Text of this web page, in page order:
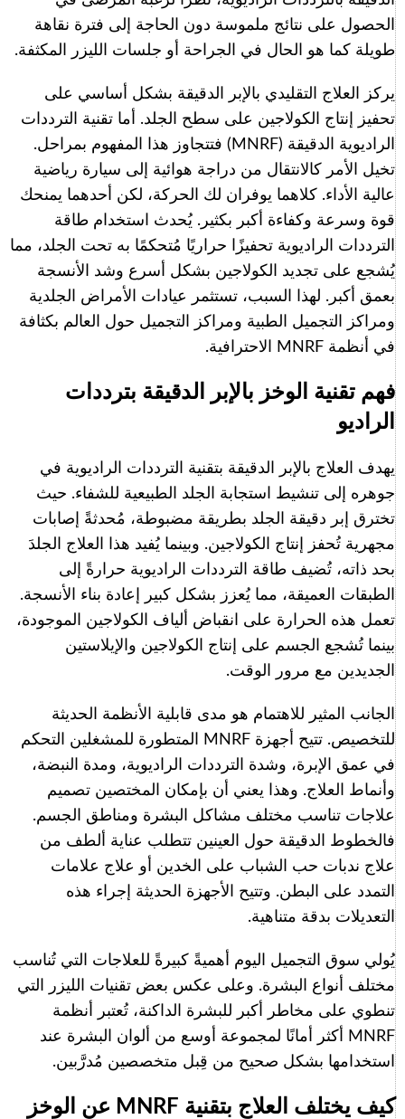
الحصول على نتائج ملموسة دون الحاجة إلى فترة نقاهة
طويلة كما هو الحال في الجراحة أو جلسات الليزر المكثفة.
يركز العلاج التقليدي بالإبر الدقيقة بشكل أساسي على
تحفيز إنتاج الكولاجين على سطح الجلد. أما تقنية الترددات
الراديوية الدقيقة (MNRF) فتتجاوز هذا المفهوم بمراحل.
تخيل الأمر كالانتقال من دراجة هوائية إلى سيارة رياضية
عالية الأداء. كلاهما يوفران لك الحركة، لكن أحدهما يمنحك
قوة وسرعة وكفاءة أكبر بكثير. يُحدث استخدام طاقة
الترددات الراديوية تحفيزًا حراريًا مُتحكمًا به تحت الجلد، مما
يُشجع على تجديد الكولاجين بشكل أسرع وشد الأنسجة
بعمق أكبر. لهذا السبب، تستثمر عيادات الأمراض الجلدية
ومراكز التجميل الطبية ومراكز التجميل حول العالم بكثافة
في أنظمة MNRF الاحترافية.
فهم تقنية الوخز بالإبر الدقيقة بترددات
الراديو
يهدف العلاج بالإبر الدقيقة بتقنية الترددات الراديوية في
جوهره إلى تنشيط استجابة الجلد الطبيعية للشفاء. حيث
تخترق إبر دقيقة الجلد بطريقة مضبوطة، مُحدثةً إصابات
مجهرية تُحفز إنتاج الكولاجين. وبينما يُفيد هذا العلاج الجلدَ
بحد ذاته، تُضيف طاقة الترددات الراديوية حرارةً إلى
الطبقات العميقة، مما يُعزز بشكل كبير إعادة بناء الأنسجة.
تعمل هذه الحرارة على انقباض ألياف الكولاجين الموجودة،
بينما تُشجع الجسم على إنتاج الكولاجين والإيلاستين
الجديدين مع مرور الوقت.
الجانب المثير للاهتمام هو مدى قابلية الأنظمة الحديثة
للتخصيص. تتيح أجهزة MNRF المتطورة للمشغلين التحكم
في عمق الإبرة، وشدة الترددات الراديوية، ومدة النبضة،
وأنماط العلاج. وهذا يعني أن بإمكان المختصين تصميم
علاجات تناسب مختلف مشاكل البشرة ومناطق الجسم.
فالخطوط الدقيقة حول العينين تتطلب عناية ألطف من
علاج ندبات حب الشباب على الخدين أو علاج علامات
التمدد على البطن. وتتيح الأجهزة الحديثة إجراء هذه
التعديلات بدقة متناهية.
يُولي سوق التجميل اليوم أهميةً كبيرةً للعلاجات التي تُناسب
مختلف أنواع البشرة. وعلى عكس بعض تقنيات الليزر التي
تنطوي على مخاطر أكبر للبشرة الداكنة، تُعتبر أنظمة
MNRF أكثر أمانًا لمجموعة أوسع من ألوان البشرة عند
استخدامها بشكل صحيح من قِبل متخصصين مُدرَّبين.
كيف يختلف العلاج بتقنية MNRF عن الوخز